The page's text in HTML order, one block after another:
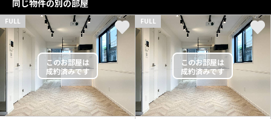
同じ物件の別の部屋
FULL FULL